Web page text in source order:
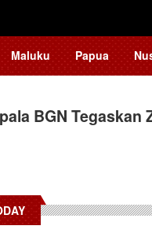
Maluku Papua
BGN Tegaskan